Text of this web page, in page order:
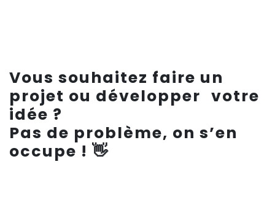
Vous souhaitez faire un
projet ou développer votre
idée ?
Pas de problème, on s’en
occupe ! 👋